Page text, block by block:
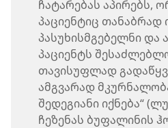
ჩატარებას აპირებს,
პაციენტიც თანაბრად
პასუხისმგებელნი და
პაციენტს
თავისუფლად
ამგვარად
შედეგიანი იქნება“
ჩეზენას ბუფალინის